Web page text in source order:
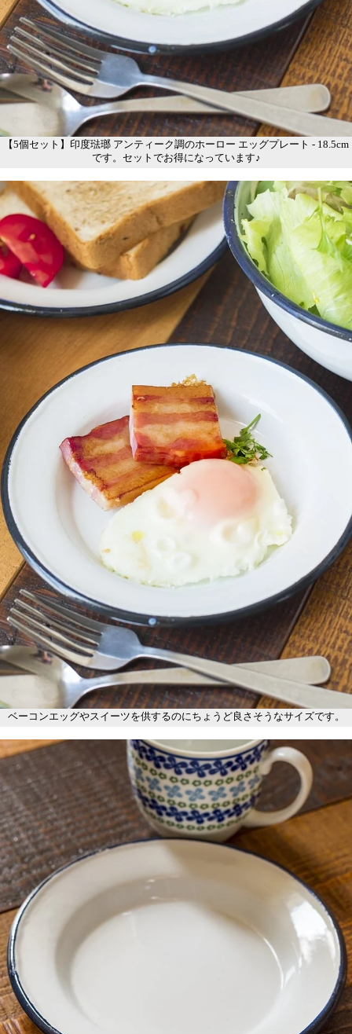
【5個セット】印度琺瑯 アンティーク調のホーロー エッグプレート - 18.5cm
です。セットでお得になっています♪
ベーコンエッグやスイーツを供するのにちょうど良さそうなサイズです。